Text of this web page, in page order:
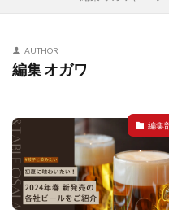
AUTHOR
編集 オガワ
編集
減塩
渡韓 渡韓
焼売と飲みたい
白くなる
小籠包
大阪王将 背徳のバターす
宇都宮
宮崎辛麺
昇華
居酒屋 弁
新商品
旨辛 生
食の安全
鉄ラー油